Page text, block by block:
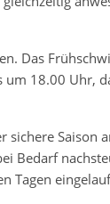
Das
18.00 Uhr,
Saison
Bedarf
Tagen